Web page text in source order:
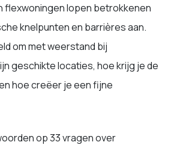
flexwoningen lopen betrokkenen
knelpunten en barrières aan.
om met weerstand bij
geschikte locaties, hoe krijg je de
hoe creëer je een fijne
op 33 vragen over